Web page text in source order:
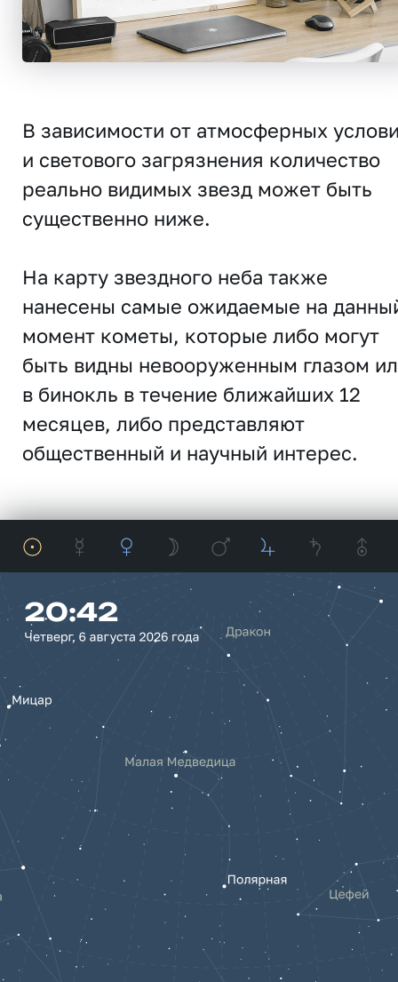
В зависимости от атмосферных
и светового загрязнения количество
реально видимых звезд может быть
существенно ниже.
На карту звездного неба также
нанесены самые ожидаемые на
момент кометы, которые либо могут
быть видны невооруженным глазом
в бинокль в течение ближайших 12
месяцев, либо представляют
общественный и научный интерес.